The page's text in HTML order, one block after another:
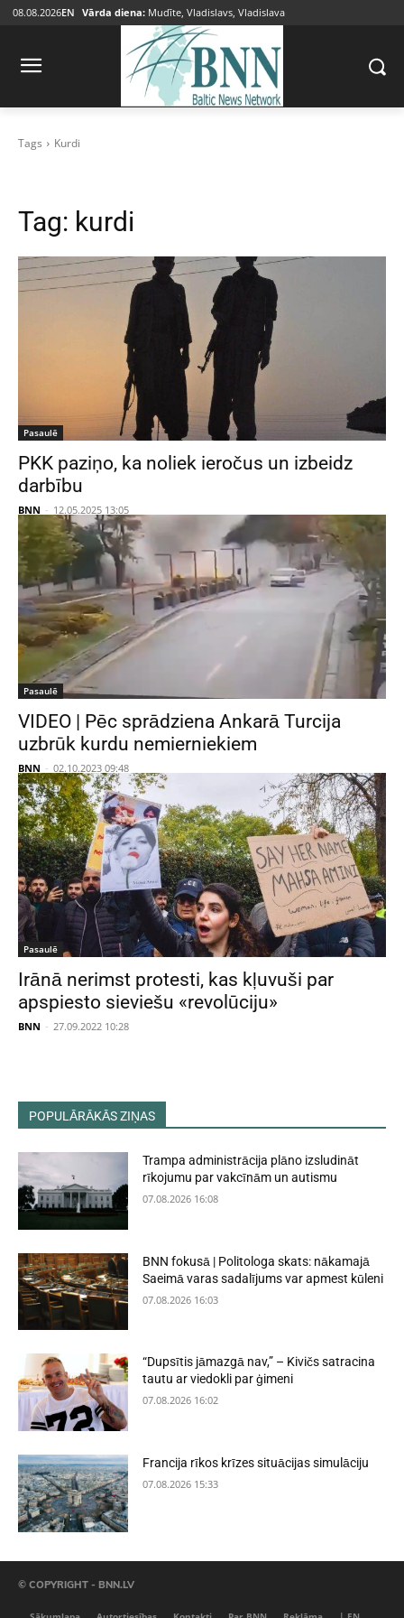
08.08.2026EN Vārda diena: Mudīte, Vladislavs, Vladislava
Tags Kurdi
Tag: kurdi
Pasaulē
PKK paziņo, ka noliek ieročus un izbeidz
darbību
BNN - 12.05.2025 13:05
Pasaulē
VIDEO | Pēc sprādziena Ankarā Turcija
uzbrūk kurdu nemierniekiem
BNN - 02.10.2023 09:48
Pasaulē
Irānā nerimst protesti, kas kļuvuši par
apspiesto sieviešu «revolūciju»
BNN - 27.09.2022 10:28
POPULĀRĀKĀS ZIŅAS
Trampa administrācija plāno izsludināt
rīkojumu par vakcīnām un autismu
07.08.2026 16:08
BNN fokusā | Politologa skats: nākamajā
Saeimā varas sadalījums var apmest kūleni
07.08.2026 16:03
“Dupsītis jāmazgā nav,” – Kivičs satracina
tautu ar viedokli par ģimeni
07.08.2026 16:02
Francija rīkos krīzes situācijas simulāciju
07.08.2026 15:33
© COPYRIGHT - BNN.LV